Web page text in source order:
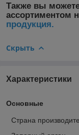
Также вы
ассортиментом
продукция.
Скрыть
Характеристики
Основные
Страна